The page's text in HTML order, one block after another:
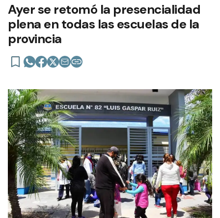
Ayer se retomó la presencialidad
plena en todas las escuelas de la
provincia